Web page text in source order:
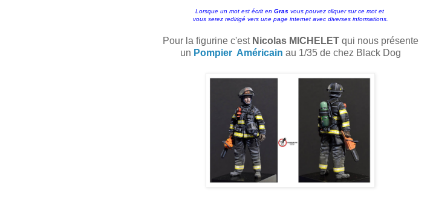
Lorsque un mot est écrit en Gras vous pouvez cliquer sur ce mot et
vous serez redirigé vers une page internet avec diverses informations.
Pour la figurine c'est Nicolas MICHELETqui nous présente
un Pompier Américain au 1/35 de chez Black Dog